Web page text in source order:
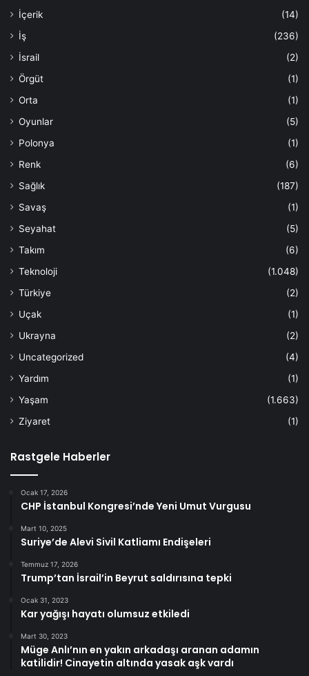
İçerik
(14)
İş
(236)
İsrail
(2)
Örgüt
(1)
Orta
(1)
Oyunlar
(5)
Polonya
(1)
Renk
(6)
Sağlık
(187)
Savaş
(1)
Seyahat
(5)
Takım
(6)
Teknoloji
(1.048)
Türkiye
(2)
Uçak
(1)
Ukrayna
(2)
Uncategorized
(4)
Yardım
(1)
Yaşam
(1.663)
Ziyaret
(1)
Rastgele Haberler
Ocak 17, 2026
CHP İstanbul Kongresi’nde Yeni Umut Vurgusu
Mart 10, 2025
Suriye’de Alevi Sivil Katliamı Endişeleri
Temmuz 17, 2026
Trump’tan İsrail’in Beyrut saldırısına tepki
Ocak 31, 2023
Kar yağışı hayatı olumsuz etkiledi
Mart 30, 2023
Müge Anlı’nın en yakın arkadaşı aranan adamın
katilidir! Cinayetin altında yasak aşk vardı